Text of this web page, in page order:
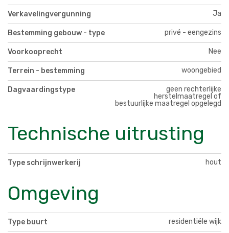
Verkavelingvergunning Ja
Bestemming gebouw - type privé - eengezins
Voorkooprecht Nee
Terrein - bestemming woongebied
Dagvaardingstype
geen rechterlijke
herstelmaatregel of
bestuurlijke maatregel opgelegd
Technische uitrusting
Type schrijnwerkerij hout
Omgeving
Type buurt residentiële wijk